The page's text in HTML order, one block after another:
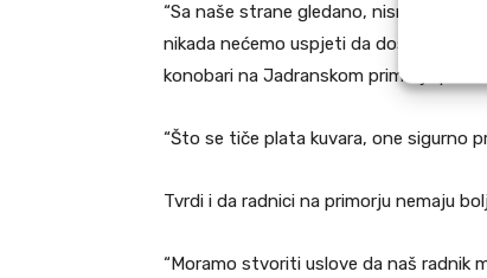
“Sa naše strane gledano, nismo mi
nikada nećemo uspjeti da dostignemo
konobari na Jadranskom primorju
“Što se tiče plata kuvara, one sigurno
Tvrdi i da radnici na primorju nemaju
“Moramo stvoriti uslove da naš radnik